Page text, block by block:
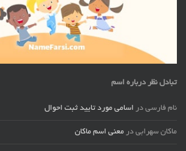
تبادل نظر درباره اسم
نام فارسی در اسامی مورد تایید ثبت احوال
ماکان سهرابی در معنی اسم ماکان